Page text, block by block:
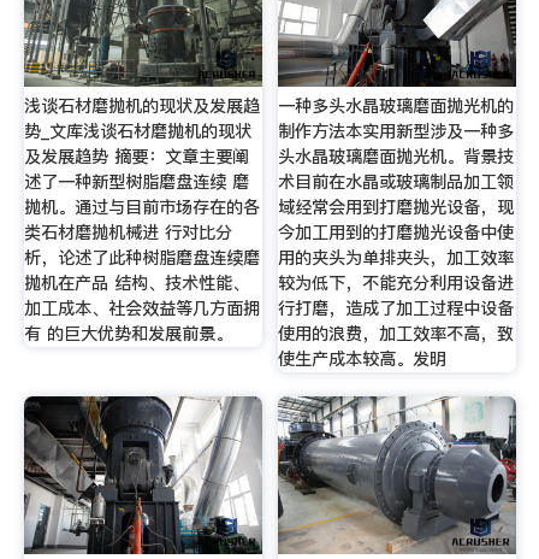
浅谈石材磨抛机的现状及发展趋
势_文库浅谈石材磨抛机的现状
及发展趋势 摘要：文章主要阐
述了一种新型树脂磨盘连续 磨
抛机。通过与目前市场存在的各
类石材磨抛机械进 行对比分
析，论述了此种树脂磨盘连续磨
抛机在产品 结构、技术性能、
加工成本、社会效益等几方面拥
有 的巨大优势和发展前景。
一种多头水晶玻璃磨面抛光机的
制作方法本实用新型涉及一种多
头水晶玻璃磨面抛光机。背景技
术目前在水晶或玻璃制品加工领
域经常会用到打磨抛光设备，现
今加工用到的打磨抛光设备中使
用的夹头为单排夹头，加工效率
较为低下，不能充分利用设备进
行打磨，造成了加工过程中设备
使用的浪费，加工效率不高，致
使生产成本较高。发明